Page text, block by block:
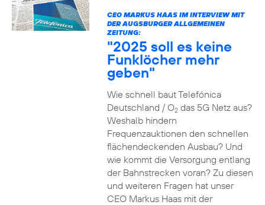
CEO MARKUS HAAS IM INTERVIEW MIT
DER AUGSBURGER ALLGEMEINEN
ZEITUNG:
"2025 soll es keine
Funklöcher mehr
geben"
Wie schnell baut Telefónica
Deutschland / O2das 5G Netz aus?
Weshalb hindern
Frequenzauktionen den schnellen
flächendeckenden Ausbau? Und
wie kommt die Versorgung entlang
der Bahnstrecken voran? Zu diesen
und weiteren Fragen hat unser
CEO Markus Haas mit der